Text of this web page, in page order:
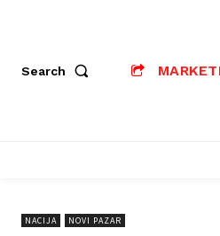
Search
NACIJA NOVI PAZAR